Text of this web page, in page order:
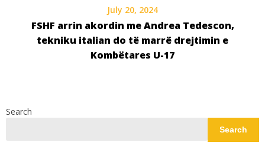
July 20, 2024
FSHF arrin akordin me Andrea Tedescon,
tekniku italian do të marrë drejtimin e
Kombëtares U-17
Search
Search